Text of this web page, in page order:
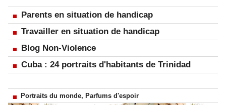
Parents en situation de handicap
Travailler en situation de handicap
Blog Non-Violence
Cuba : 24 portraits d'habitants de Trinidad
Portraits du monde, Parfums d'espoir